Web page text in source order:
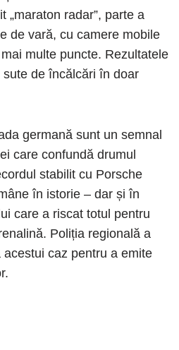
„maraton radar”, parte a
de vară, cu camere mobile
multe puncte. Rezultatele
de încălcări în doar
germană sunt un semnal
care confundă drumul
stabilit cu Porsche
în istorie – dar și în
care a riscat totul pentru
Poliția regională a
caz pentru a emite